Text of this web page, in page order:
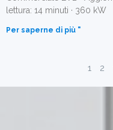
lettura: 14 minuti · 360 kW
Per saperne di più "
1 2